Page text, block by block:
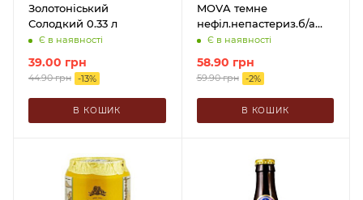
Золотоніський
Солодкий 0.33 л
Є в наявності
39.00 грн
44.90грн -13%
В КОШИК
MOVA темне
нефіл.непастериз.б/а
0.33 л
Є в наявності
58.90 грн
59.90грн -2%
В КОШИК